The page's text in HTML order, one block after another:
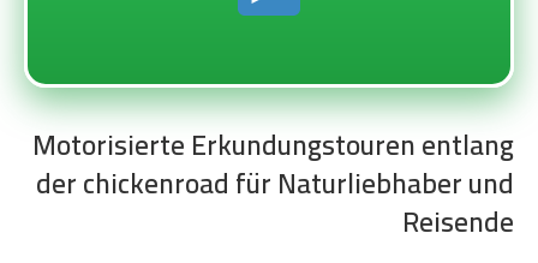
Motorisierte Erkundungstouren entlang
der chickenroad für Naturliebhaber und
Reisende